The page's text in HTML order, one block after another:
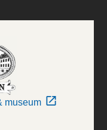
museum